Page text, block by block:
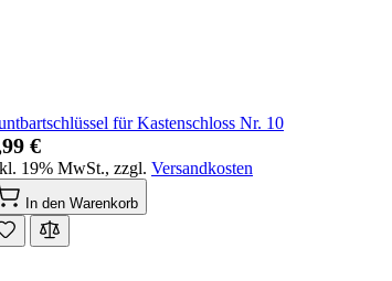
für Kastenschloss Nr. 10
€
19% MwSt., zzgl. Versandkosten
In den Warenkorb